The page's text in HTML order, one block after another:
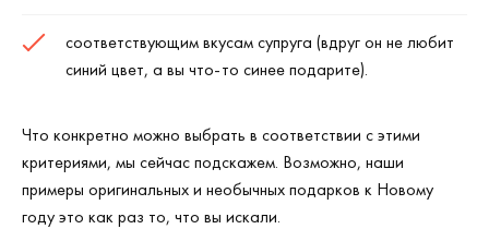
соответствующим вкусам супруга (вдруг он не любит
синий цвет, а вы что-то синее подарите).
Что конкретно можно выбрать в соответствии с этими
критериями, мы сейчас подскажем. Возможно, наши
примеры оригинальных и необычных подарков к Новому
году это как раз то, что вы искали.